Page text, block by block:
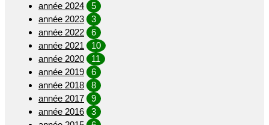
année 2024
5
année 2023
3
année 2022
6
année 2021
10
année 2020
11
année 2019
6
année 2018
8
année 2017
9
année 2016
3